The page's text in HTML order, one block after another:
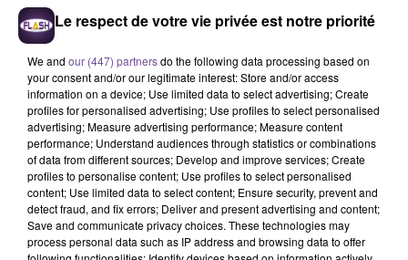
TAYLOR SWIFT
Opalite
SIA
I Forgive You
TAME IMPALA
Dracula
Cet élément est masqué compte-tenu du refus du
dépôt de cookies que vous avez exprimé. Si vous
Le respect de votre vie privée est notre priorité
We and our (447) partnersdo the following data processing based on
your consent and/or our legitimate interest: Store and/or access
information on a device; Use limited data to select advertising; Create
profiles for personalised advertising; Use profiles to select personalised
advertising; Measure advertising performance; Measure content
performance; Understand audiences through statistics or combinations
of data from different sources; Develop and improve services; Create
profiles to personalise content; Use profiles to select personalised
content; Use limited data to select content; Ensure security, prevent and
detect fraud, and fix errors; Deliver and present advertising and content;
Save and communicate privacy choices. These technologies may
process personal data such as IP address and browsing data to offer